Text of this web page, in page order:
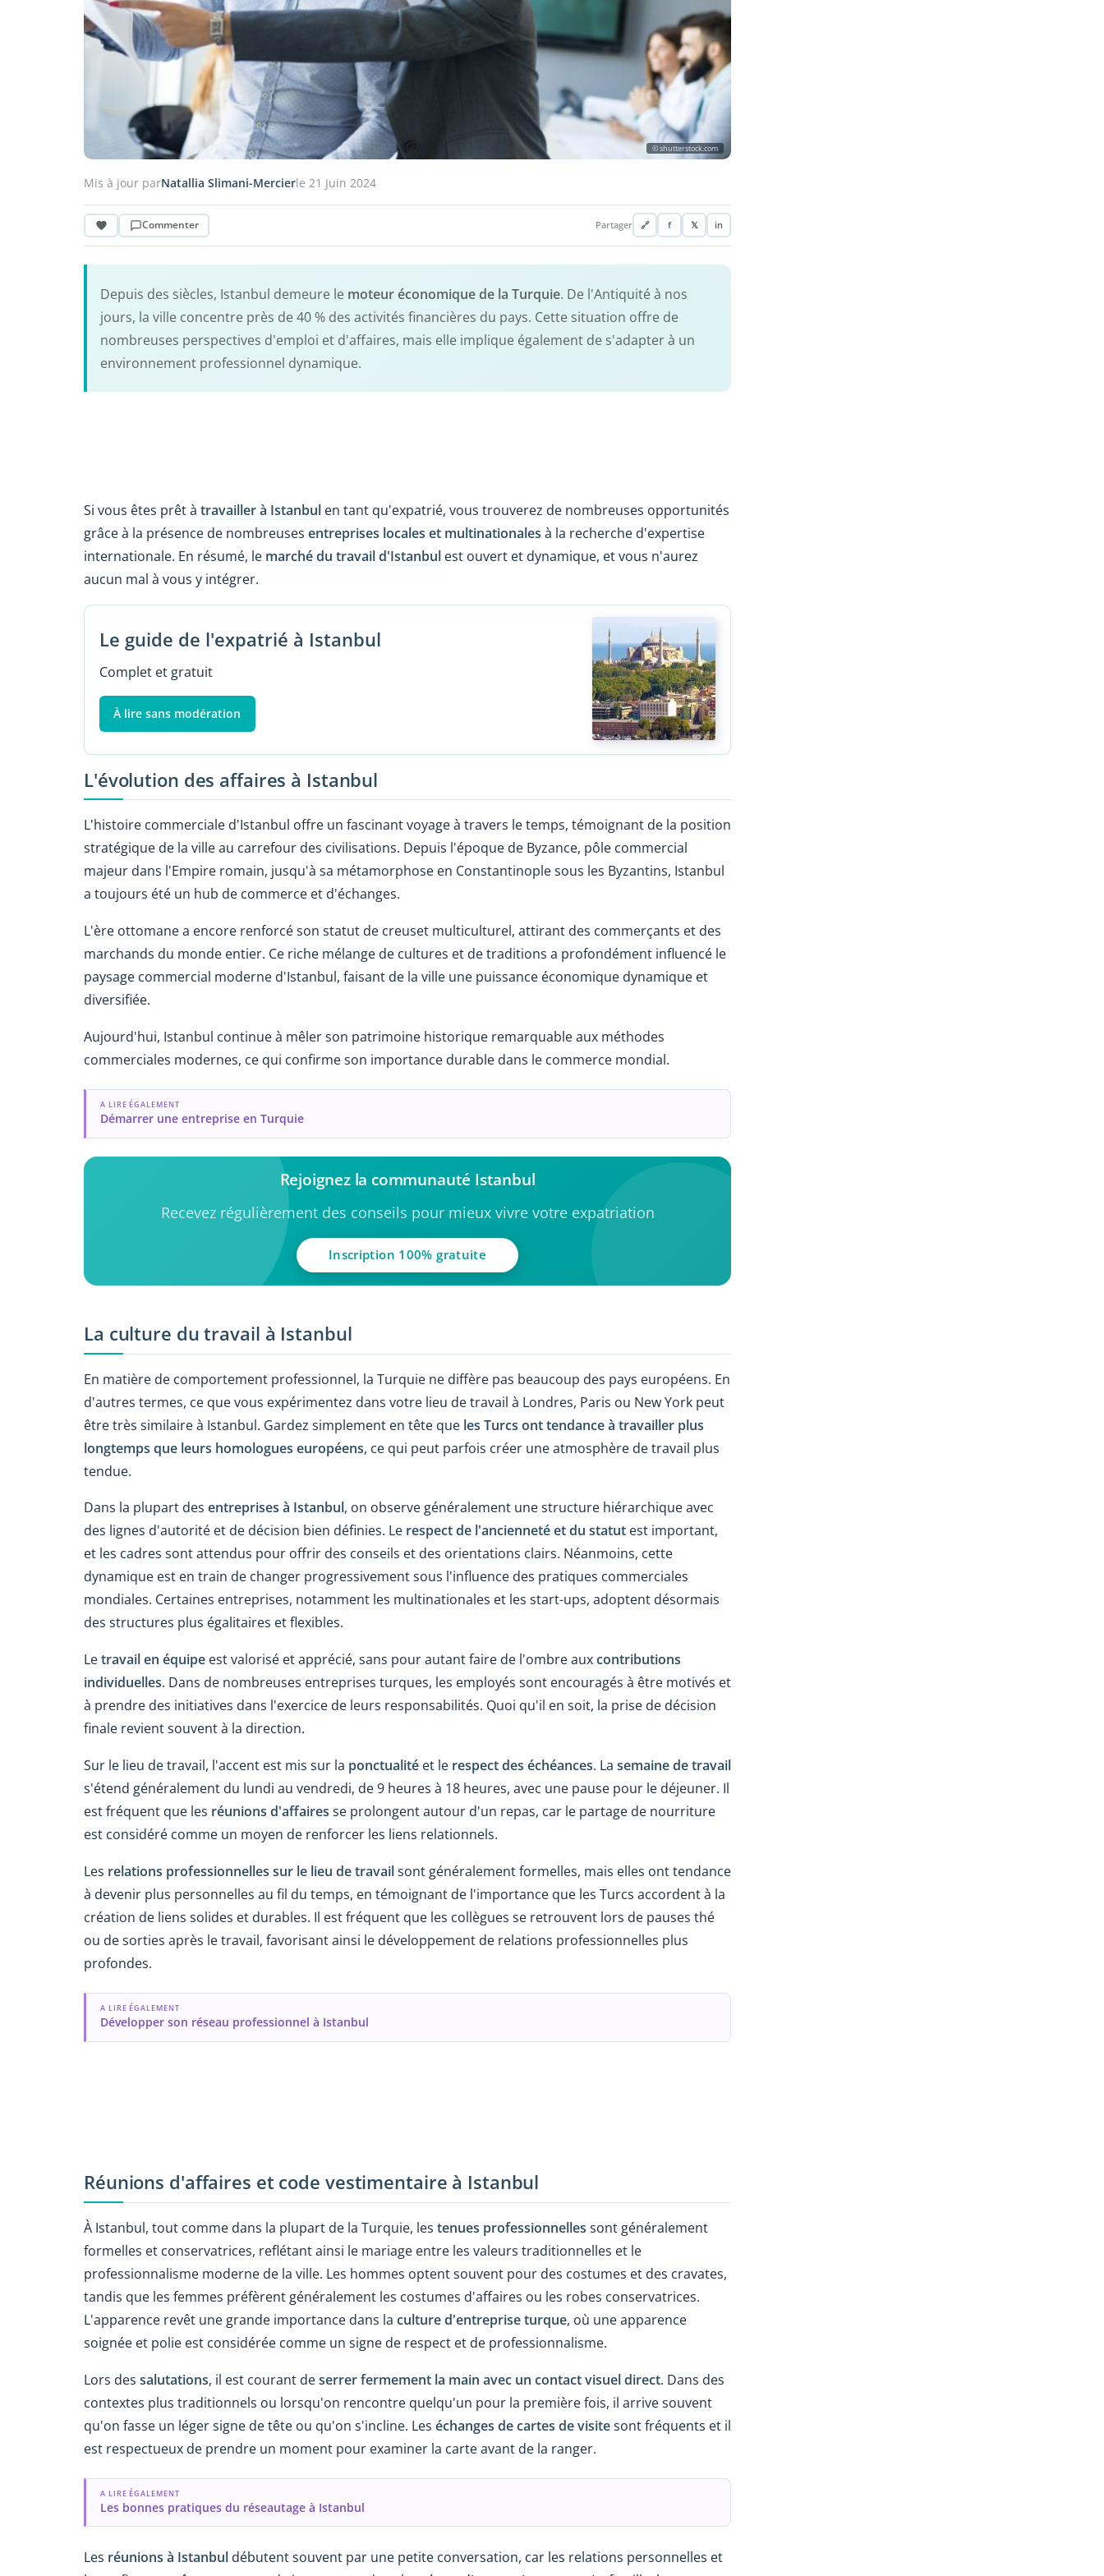
© shutterstock.com
Mis à jour parNatallia Slimani-Mercierle 21 Juin 2024
Commenter Partager 🔗 f 𝕏 in
Depuis des siècles, Istanbul demeure le moteur économique de la Turquie. De l'Antiquité à nos
jours, la ville concentre près de 40 % des activités financières du pays. Cette situation offre de
nombreuses perspectives d'emploi et d'affaires, mais elle implique également de s'adapter à un
environnement professionnel dynamique.
Si vous êtes prêt à travailler à Istanbul en tant qu'expatrié, vous trouverez de nombreuses opportunités
grâce à la présence de nombreuses entreprises locales et multinationales à la recherche d'expertise
internationale. En résumé, le marché du travail d'Istanbul est ouvert et dynamique, et vous n'aurez
aucun mal à vous y intégrer.
Le guide de l'expatrié à Istanbul
Complet et gratuit
À lire sans modération
L'évolution des affaires à Istanbul
L'histoire commerciale d'Istanbul offre un fascinant voyage à travers le temps, témoignant de la position
stratégique de la ville au carrefour des civilisations. Depuis l'époque de Byzance, pôle commercial
majeur dans l'Empire romain, jusqu'à sa métamorphose en Constantinople sous les Byzantins, Istanbul
a toujours été un hub de commerce et d'échanges.
L'ère ottomane a encore renforcé son statut de creuset multiculturel, attirant des commerçants et des
marchands du monde entier. Ce riche mélange de cultures et de traditions a profondément influencé le
paysage commercial moderne d'Istanbul, faisant de la ville une puissance économique dynamique et
diversifiée.
Aujourd'hui, Istanbul continue à mêler son patrimoine historique remarquable aux méthodes
commerciales modernes, ce qui confirme son importance durable dans le commerce mondial.
A LIRE ÉGALEMENT
Démarrer une entreprise en Turquie
Rejoignez la communauté Istanbul
Recevez régulièrement des conseils pour mieux vivre votre expatriation
Inscription 100% gratuite
La culture du travail à Istanbul
En matière de comportement professionnel, la Turquie ne diffère pas beaucoup des pays européens. En
d'autres termes, ce que vous expérimentez dans votre lieu de travail à Londres, Paris ou New York peut
être très similaire à Istanbul. Gardez simplement en tête que les Turcs ont tendance à travailler plus
longtemps que leurs homologues européens, ce qui peut parfois créer une atmosphère de travail plus
tendue.
Dans la plupart des entreprises à Istanbul, on observe généralement une structure hiérarchique avec
des lignes d'autorité et de décision bien définies. Le respect de l'ancienneté et du statut est important,
et les cadres sont attendus pour offrir des conseils et des orientations clairs. Néanmoins, cette
dynamique est en train de changer progressivement sous l'influence des pratiques commerciales
mondiales. Certaines entreprises, notamment les multinationales et les start-ups, adoptent désormais
des structures plus égalitaires et flexibles.
Letravail en équipe est valorisé et apprécié, sans pour autant faire de l'ombre auxcontributions
individuelles. Dans de nombreuses entreprises turques, les employés sont encouragés à être motivés et
à prendre des initiatives dans l'exercice de leurs responsabilités. Quoi qu'il en soit, la prise de décision
finale revient souvent à la direction.
Sur le lieu de travail, l'accent est mis sur la ponctualité et le respect des échéances. La semaine de travail
s'étend généralement du lundi au vendredi, de 9 heures à 18 heures, avec une pause pour le déjeuner. Il
est fréquent que les réunions d'affaires se prolongent autour d'un repas, car le partage de nourriture
est considéré comme un moyen de renforcer les liens relationnels.
Les relations professionnelles sur le lieu de travailsont généralement formelles, mais elles ont tendance
à devenir plus personnelles au fil du temps, en témoignant de l'importance que les Turcs accordent à la
création de liens solides et durables. Il est fréquent que les collègues se retrouvent lors de pauses thé
ou de sorties après le travail, favorisant ainsi le développement de relations professionnelles plus
profondes.
A LIRE ÉGALEMENT
Développer son réseau professionnel à Istanbul
Réunions d'affaires et code vestimentaire à Istanbul
À Istanbul, tout comme dans la plupart de la Turquie, les tenues professionnelles sont généralement
formelles et conservatrices, reflétant ainsi le mariage entre les valeurs traditionnelles et le
professionnalisme moderne de la ville. Les hommes optent souvent pour des costumes et des cravates,
tandis que les femmes préfèrent généralement les costumes d'affaires ou les robes conservatrices.
L'apparence revêt une grande importance dans la culture d'entreprise turque, où une apparence
soignée et polie est considérée comme un signe de respect et de professionnalisme.
Lors des salutations, il est courant deserrer fermement la main avec un contact visuel direct. Dans des
contextes plus traditionnels ou lorsqu'on rencontre quelqu'un pour la première fois, il arrive souvent
qu'on fasse un léger signe de tête ou qu'on s'incline. Les échanges de cartes de visitesont fréquents et il
est respectueux de prendre un moment pour examiner la carte avant de la ranger.
A LIRE ÉGALEMENT
Les bonnes pratiques du réseautage à Istanbul
Les réunions à Istanbul débutent souvent par une petite conversation, car les relations personnelles et